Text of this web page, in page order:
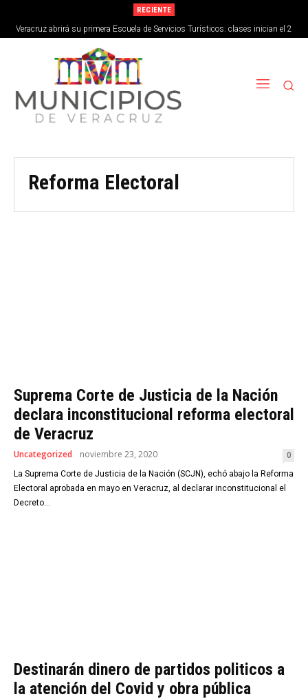
RECIENTE
Veracruz abrirá su primera Escuela de Servicios Turísticos: clases inician el 2
de septiembre
Reforma Electoral
Suprema Corte de Justicia de la Nación
declara inconstitucional reforma electoral
de Veracruz
Uncategorized noviembre 23, 2020 0
La Suprema Corte de Justicia de la Nación (SCJN), echó abajo la Reforma
Electoral aprobada en mayo en Veracruz, al declarar inconstitucional el
Decreto...
Destinarán dinero de partidos politicos a
la atención del Covid y obra pública